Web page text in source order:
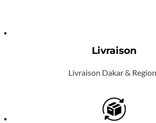
Livraison
Livraison Dakar &